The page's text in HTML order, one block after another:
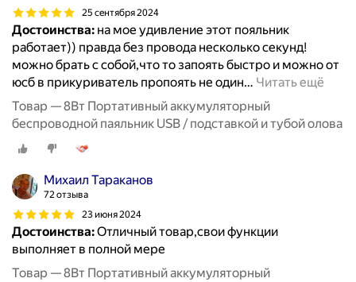
25 сентября 2024
Достоинства: на мое удивление этот пояльник
работает)) правда без провода несколько секунд!
можно брать с собой,что то запоять быстро и можно от
юсб в прикуриватель пропоять не один… Читать ещё
Товар — 8Вт Портативный аккумуляторный
беспроводной паяльник USB / подставкой и тубой олова
Михаил Тараканов
72 отзыва
23 июня 2024
Достоинства:Отличный товар,свои функции
выполняет в полной мере
Товар — 8Вт Портативный аккумуляторный